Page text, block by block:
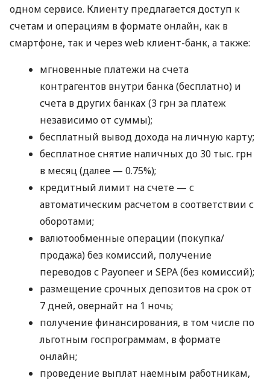
одном сервисе. Клиенту предлагается доступ к
счетам и операциям в формате онлайн, как в
смартфоне, так и через web клиент-банк, а также:
мгновенные платежи на счета
контрагентов внутри банка (бесплатно) и
счета в других банках (3 грн за платеж
независимо от суммы);
бесплатный вывод дохода на личную карту;
бесплатное снятие наличных до 30 тыс. грн
в месяц (далее — 0.75%);
кредитный лимит на счете — с
автоматическим расчетом в соответствии с
оборотами;
валютообменные операции (покупка/
продажа) без комиссий, получение
переводов с Payoneer и SEPA (без комиссий);
размещение срочных депозитов на срок от
7 дней, овернайт на 1 ночь;
получение финансирования, в том числе по
льготным госпрограммам, в формате
онлайн;
проведение выплат наемным работникам,